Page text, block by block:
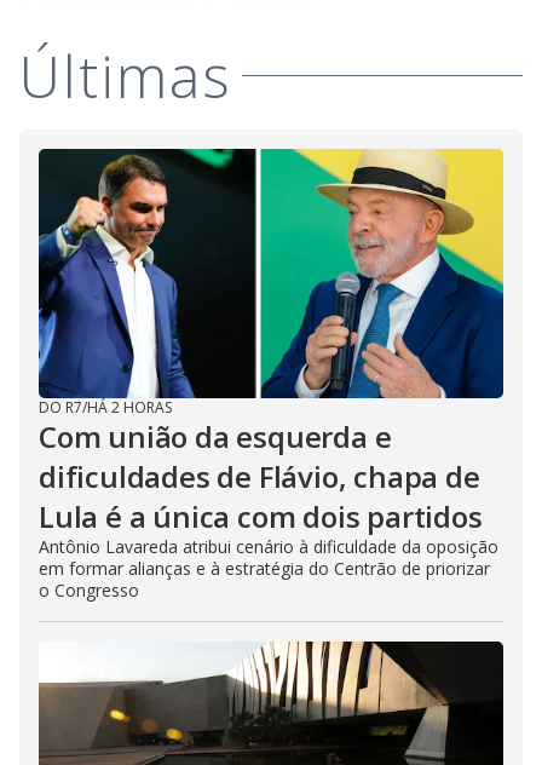
i
d
Últimas
DO R7/HÁ 2 HORAS
Com união da esquerda e
dificuldades de Flávio, chapa de
Lula é a única com dois partidos
Antônio Lavareda atribui cenário à dificuldade da oposição
em formar alianças e à estratégia do Centrão de priorizar
o Congresso